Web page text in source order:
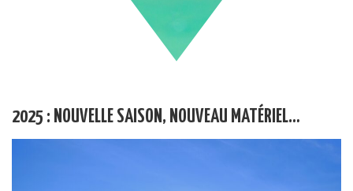
2025 : NOUVELLE SAISON, NOUVEAU MATÉRIEL…